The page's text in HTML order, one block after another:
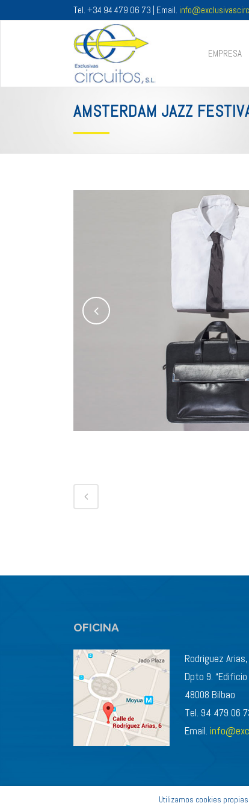
Tel. +34 94 479 06 73 | Email.
EMPRESA
AMSTERDAM JAZZ
OFICINA
Rodriguez
Dpto 9.
48008 Bilbao
Tel. 94 479 06
Email.
Utilizamos cookies